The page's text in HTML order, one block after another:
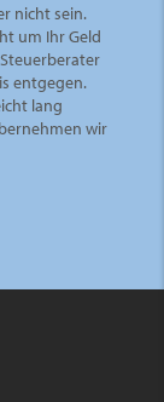
nicht sein.
um Ihr Geld
entgegen.
lang
wir